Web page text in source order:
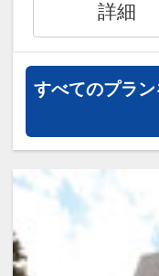
設定期間：
30日
インターネッ
●お部屋にミ
※おひとり様
●東京ドーム
●全室
●レストラン
カードキー
詳細
すべてのプラ